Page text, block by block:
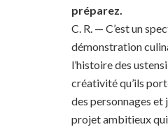
préparez.
C. R. — C’est un
démonstration
l’histoire des
créativité qu’ils
des personnages et
projet ambitieux qui